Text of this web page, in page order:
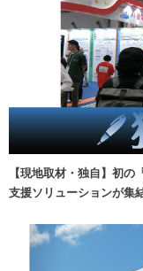
【現地取材・独自】初
支援ソリューションが集